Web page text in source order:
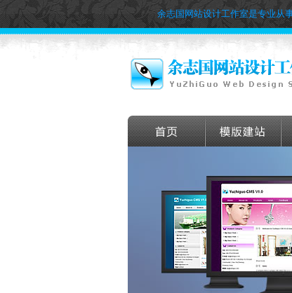
余志国网站设计工作室是专业从